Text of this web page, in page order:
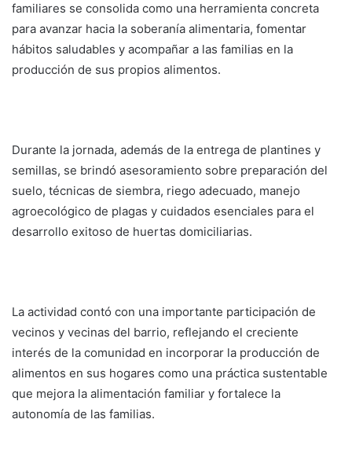
familiares se consolida como una herramienta concreta
para avanzar hacia la soberanía alimentaria, fomentar
hábitos saludables y acompañar a las familias en la
producción de sus propios alimentos.
Durante la jornada, además de la entrega de plantines y
semillas, se brindó asesoramiento sobre preparación del
suelo, técnicas de siembra, riego adecuado, manejo
agroecológico de plagas y cuidados esenciales para el
desarrollo exitoso de huertas domiciliarias.
La actividad contó con una importante participación de
vecinos y vecinas del barrio, reflejando el creciente
interés de la comunidad en incorporar la producción de
alimentos en sus hogares como una práctica sustentable
que mejora la alimentación familiar y fortalece la
autonomía de las familias.